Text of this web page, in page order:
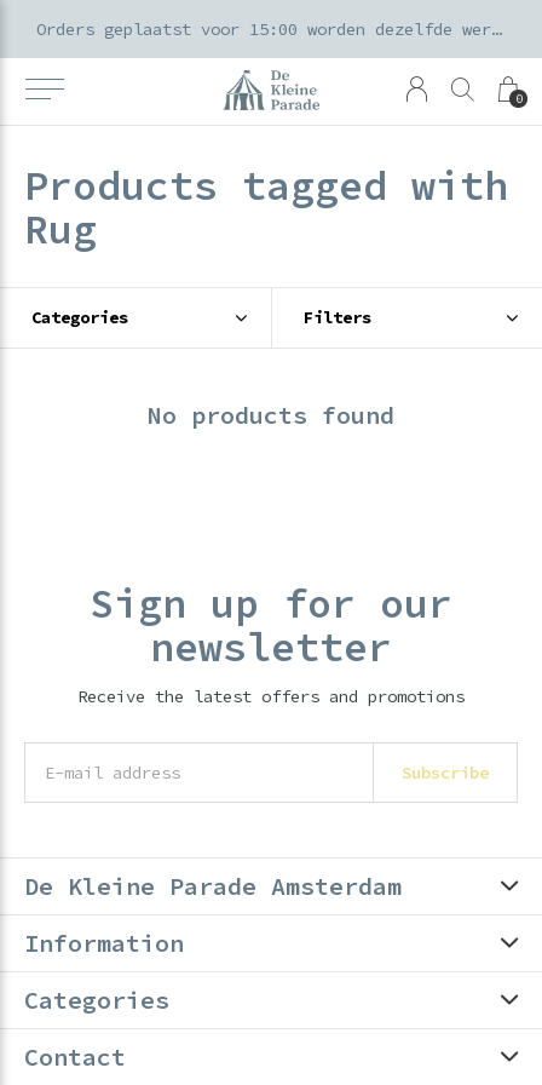
0
Orders geplaatst voor 15:00 worden dezelfde werkdag verzonden
Products tagged with
Rug
Categories Filters
No products found
Sign up for our
newsletter
Receive the latest offers and promotions
Subscribe
De Kleine Parade Amsterdam
Information
Categories
Contact